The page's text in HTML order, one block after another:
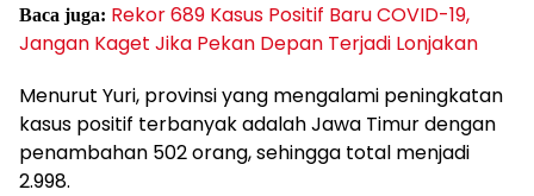
Baca juga: Rekor 689 Kasus Positif Baru COVID-19,
Jangan Kaget Jika Pekan Depan Terjadi Lonjakan
Menurut Yuri, provinsi yang mengalami peningkatan
kasus positif terbanyak adalah Jawa Timur dengan
penambahan 502 orang, sehingga total menjadi
2.998.